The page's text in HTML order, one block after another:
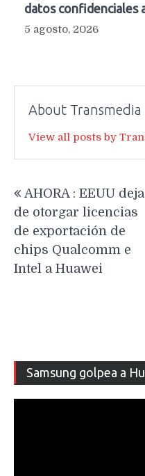
datos confidenciales
5 agosto, 2026
About Transmedia
View all posts by
de
entradas
AHORA : EEUU deja
de otorgar licencias
de exportación de
chips Qualcomm e
Intel a Huawei
Samsung golpea a